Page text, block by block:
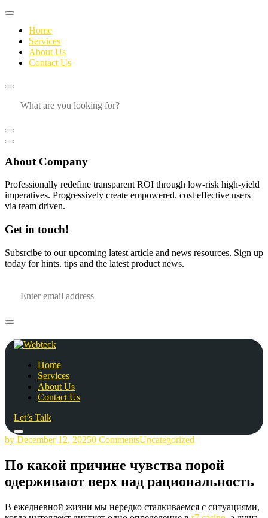
Home
Services
About Us
Contact Us
About Company
Professionally redefine transparent ROI through low-risk high-yield
imperatives. Progressively create empowered. cost effective users
via team driven.
Get in touch!
Subsrcibe to our upcoming latest article and news resources. Sign up
today for hints. tips and the latest product news.
Home
Services
About Us
Contact Us
Let’s Talk
by December 12, 20250 CommentsUncategorized
По какой причине чувства порой
одерживают верх над рациональность
В ежедневной жизни мы нередко сталкиваемся с ситуациями,